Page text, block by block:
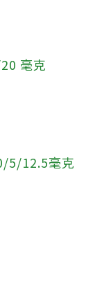
毫克
5/12.5毫克